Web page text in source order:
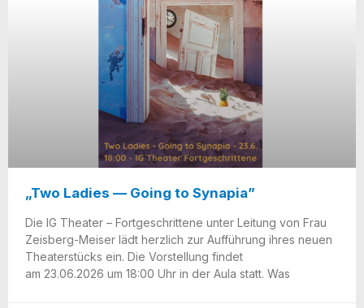
„Two Ladies — Going to Synapia”
Die IG Thea­ter – Fort­ge­schrit­te­ne unter Lei­tung von Frau
Zeisberg-Mei­­ser lädt herz­lich zur Auf­füh­rung ihres neu­en
Thea­ter­stücks ein. Die Vor­stel­lung fin­det
am 23.06.2026 um 18:00 Uhr in der Aula statt. Was